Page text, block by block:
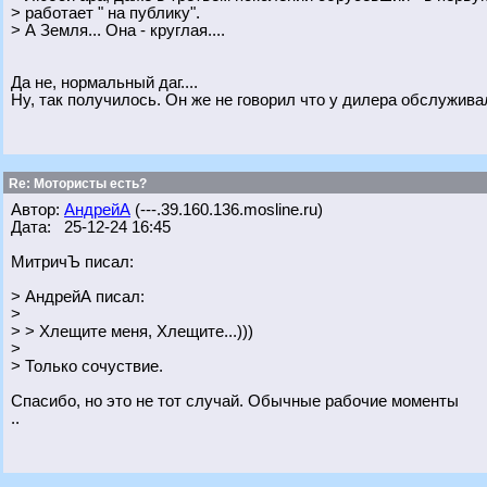
> работает " на публику".
> А Земля... Она - круглая....
Да не, нормальный даг....
Ну, так получилось. Он же не говорил что у дилера
Re: Мотористы есть?
Автор: АндрейА (---.39.160.136.mosline.ru)
Дата: 25-12-24 16:45
МитричЪ писал:
> АндрейА писал:
>
> > Хлещите меня, Хлещите...)))
>
> Только сочуствие.
Спасибо, но это не тот случай. Обычные рабочие моменты
..